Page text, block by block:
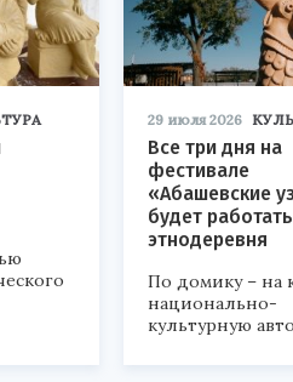
29 июля 2026
Все три дня на
фестивале
«Абашевские
будет работать
этнодеревня
По домику – на
национально-
культурную